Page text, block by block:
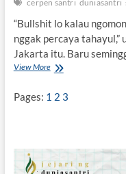
S
i
k
a
n
M
k
cerpen santri duniasantri
“Bullshit lo kalau
nggak percaya tahayul,”
Jakarta itu. Baru
View MoreT
o
k
Pages: 1 2 3